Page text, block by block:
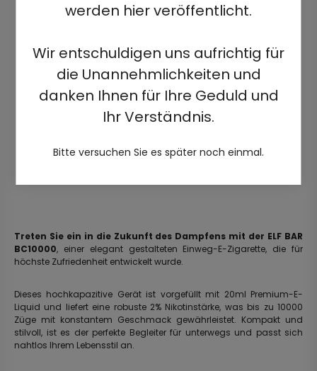
werden hier veröffentlicht.
Wir entschuldigen uns aufrichtig für
die Unannehmlichkeiten und
danken Ihnen für Ihre Geduld und
Ihr Verständnis.
Bitte versuchen Sie es später noch einmal.
Treten Sie ein in die Zukunft des Dampfens mit der ELF BAR
BC10000, einer elegant gestalteten Einweg-E-Zigarette, die für
höchste Zufriedenheit entwickelt wurde.
Dieses hochkapazitive Gerät ist vorgefüllt mit 20ml Premium-E-
Liquid und liefert eine robuste 2% Nikotinstärke, was bis zu 10000
Züge mit konstantem Geschmack gewährleistet. Kompakt und
stilvoll, ist es der perfekte Begleiter für unterwegs und passt sich
nahtlos Ihrem Lebensstil an.